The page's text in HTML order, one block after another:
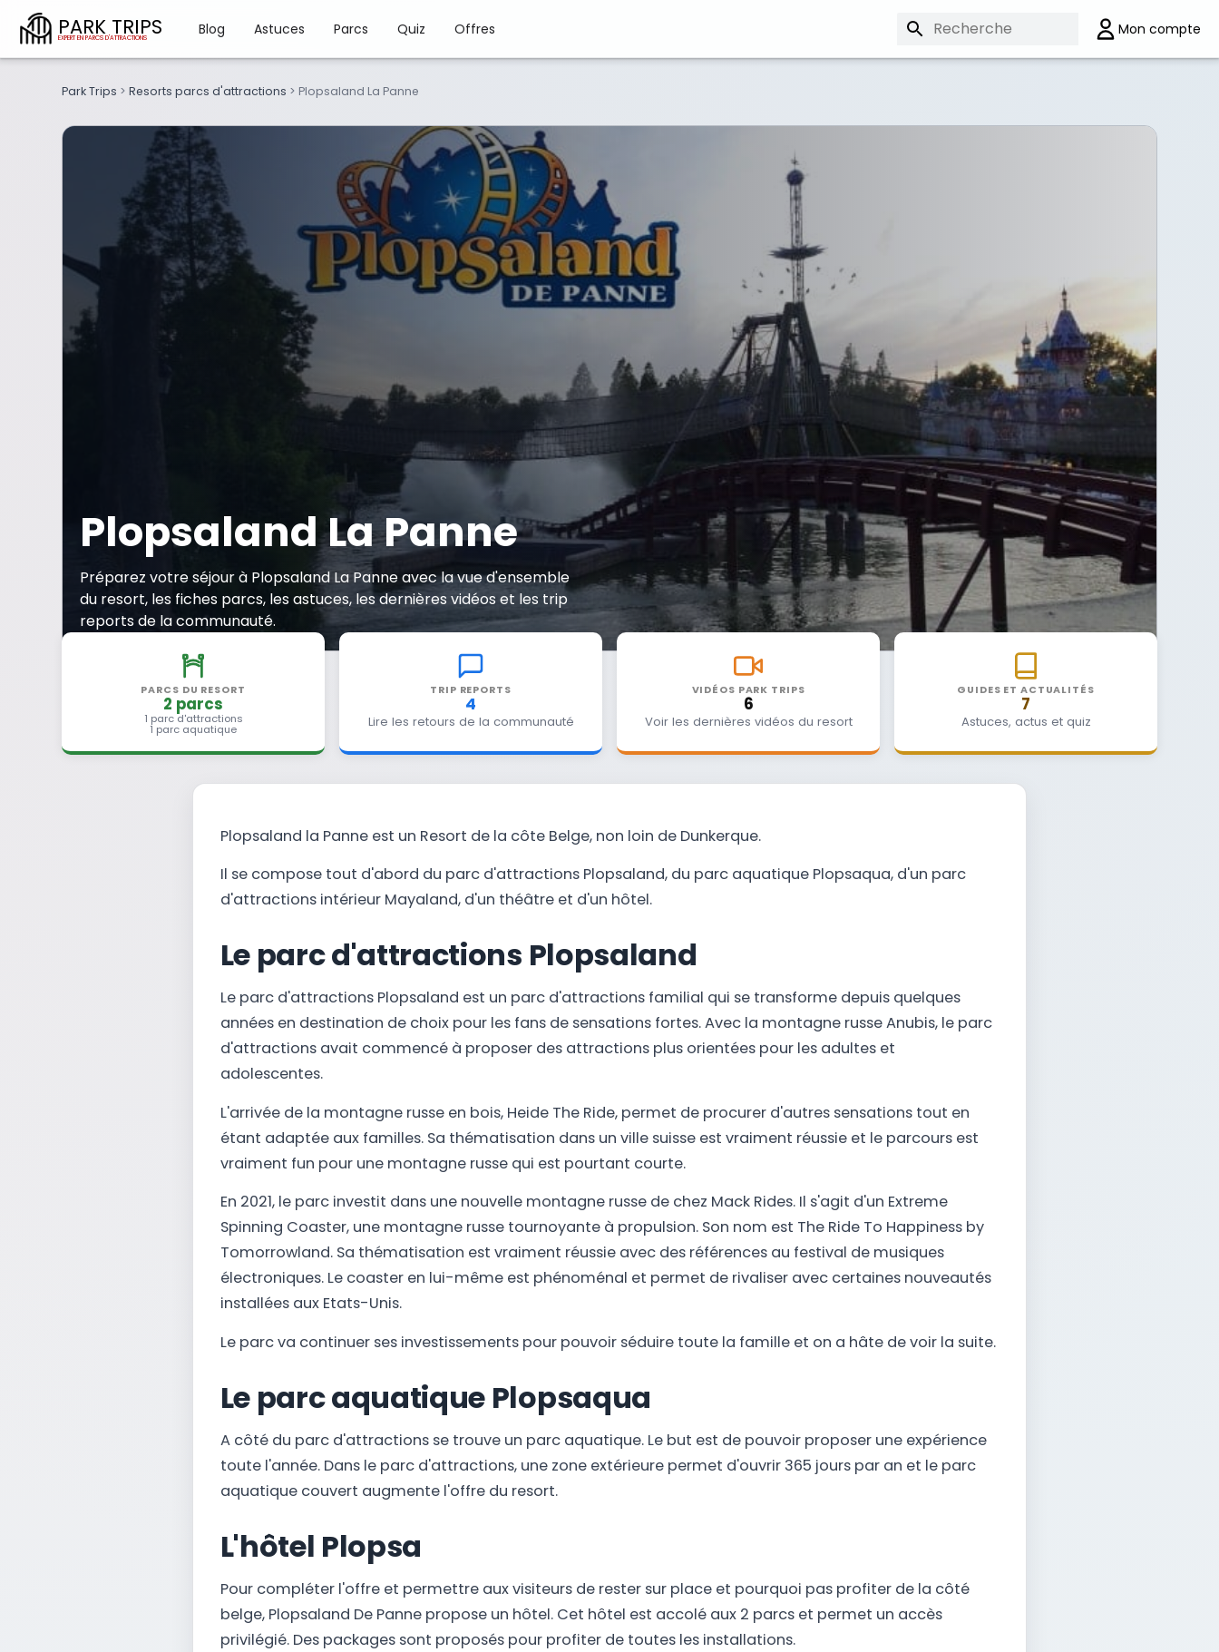
PARK TRIPS Blog Astuces Parcs Quiz Offres
Park Trips > Resorts parcs d'attractions > Plopsaland La Panne
Plopsaland La Panne
Préparez votre séjour à Plopsaland La Panne avec la vue d'ensemble
du resort, les fiches parcs, les astuces, les dernières vidéos et les trip
reports de la communauté.
PARCS DU RESORT
2 parcs
1 parc d'attractions
1 parc aquatique
TRIP REPORTS
4
Lire les retours de la communauté
VIDÉOS PARK TRIPS
6
Voir les dernières vidéos du resort
GUIDES ET ACTUALITÉS
7
Astuces, actus et quiz
Plopsaland la Panne est un Resort de la côte Belge, non loin de Dunkerque.
Il se compose tout d'abord du parc d'attractions Plopsaland, du parc aquatique Plopsaqua, d'un parc
d'attractions intérieur Mayaland, d'un théâtre et d'un hôtel.
Le parc d'attractions Plopsaland
Le parc d'attractions Plopsaland est un parc d'attractions familial qui se transforme depuis quelques
années en destination de choix pour les fans de sensations fortes. Avec la montagne russe Anubis, le parc
d'attractions avait commencé à proposer des attractions plus orientées pour les adultes et
adolescentes.
L'arrivée de la montagne russe en bois, Heide The Ride, permet de procurer d'autres sensations tout en
étant adaptée aux familles. Sa thématisation dans un ville suisse est vraiment réussie et le parcours est
vraiment fun pour une montagne russe qui est pourtant courte.
En 2021, le parc investit dans une nouvelle montagne russe de chez Mack Rides. Il s'agit d'un Extreme
Spinning Coaster, une montagne russe tournoyante à propulsion. Son nom est The Ride To Happiness by
Tomorrowland. Sa thématisation est vraiment réussie avec des références au festival de musiques
électroniques. Le coaster en lui-même est phénoménal et permet de rivaliser avec certaines nouveautés
installées aux Etats-Unis.
Le parc va continuer ses investissements pour pouvoir séduire toute la famille et on a hâte de voir la suite.
Le parc aquatique Plopsaqua
A côté du parc d'attractions se trouve un parc aquatique. Le but est de pouvoir proposer une expérience
toute l'année. Dans le parc d'attractions, une zone extérieure permet d'ouvrir 365 jours par an et le parc
aquatique couvert augmente l'offre du resort.
L'hôtel Plopsa
Pour compléter l'offre et permettre aux visiteurs de rester sur place et pourquoi pas profiter de la côté
belge, Plopsaland De Panne propose un hôtel. Cet hôtel est accolé aux 2 parcs et permet un accès
privilégié. Des packages sont proposés pour profiter de toutes les installations.